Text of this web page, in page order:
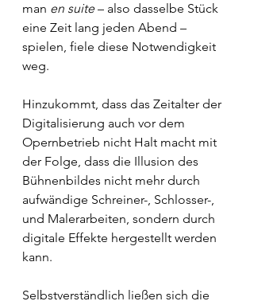
man en suite – also dasselbe Stück
eine Zeit lang jeden Abend –
spielen, fiele diese Notwendigkeit
weg.
Hinzukommt, dass das Zeitalter der
Digitalisierung auch vor dem
Opernbetrieb nicht Halt macht mit
der Folge, dass die Illusion des
Bühnenbildes nicht mehr durch
aufwändige Schreiner-, Schlosser-,
und Malerarbeiten, sondern durch
digitale Effekte hergestellt werden
kann.
Selbstverständlich ließen sich die